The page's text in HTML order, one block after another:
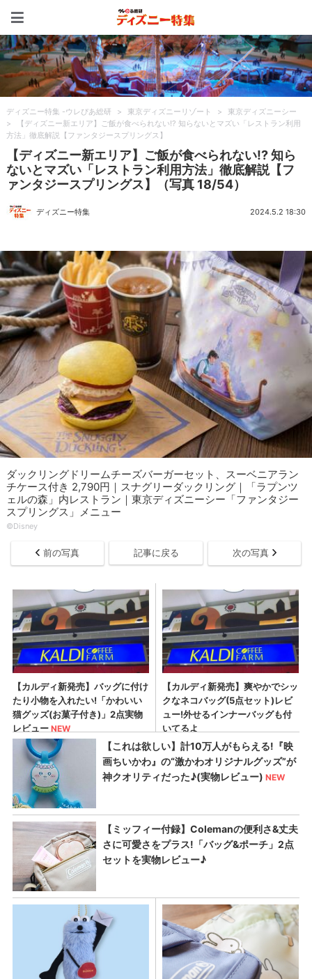
ディズニー特集 -ウレぴあ総研 > 東京ディズニーリゾート >
東京ディズニーシー
>
【ディズニー新エリア】ご飯が食べられない!? 知らないとマズい「レストラン利用
方法」徹底解説【ファンタジースプリングス】
【ディズニー新エリア】ご飯が食べられない!? 知ら
ないとマズい「レストラン利用方法」徹底解説【フ
ァンタジースプリングス】（写真 18/54）
ディズニー特集 2024.5.2 18:30
ダックリングドリームチーズバーガーセット、スーベニアラン
チケース付き 2,790円｜スナグリーダックリング｜「ラプンツ
ェルの森」内レストラン｜東京ディズニーシー「ファンタジー
スプリングス」メニュー
©Disney
前の写真 記事に戻る 次の写真